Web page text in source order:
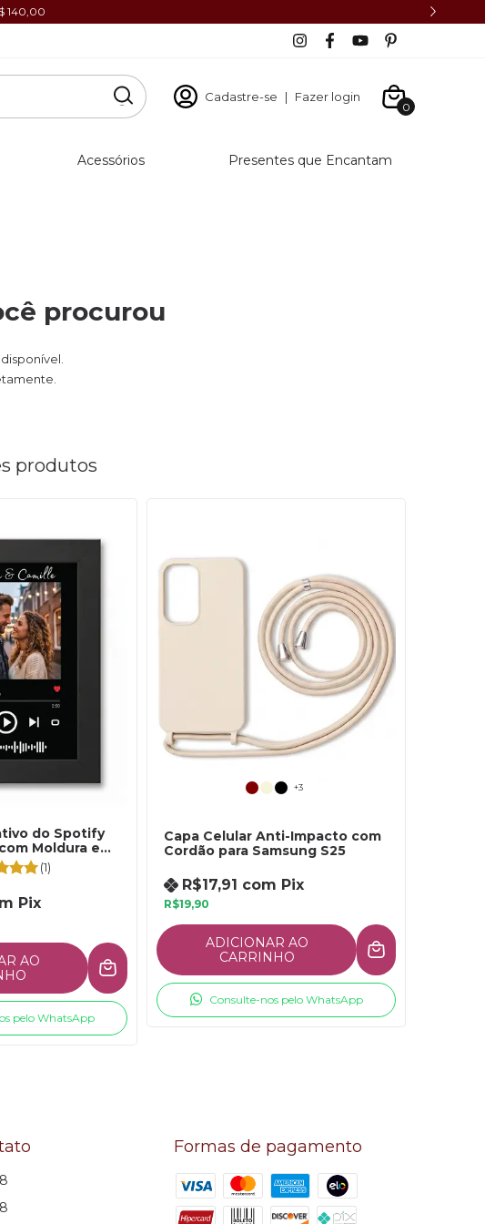
140,00
Cadastre-se | Fazer login
0
Acessórios Presentes que Encantam
procurou
produtos
do Spotify
Moldura e
(1)
Pix
AO
pelo WhatsApp
+3
Capa Celular Anti-Impacto com
Cordão para Samsung S25
R$19,90
R$17,91 com Pix
ADICIONAR AO
CARRINHO
Consulte-nos pelo WhatsApp
Formas de pagamento